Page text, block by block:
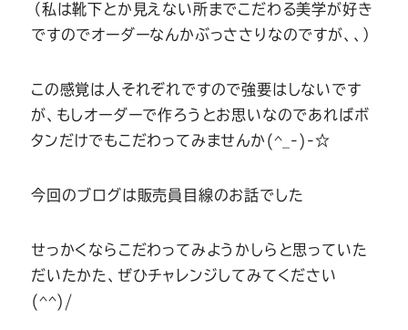
（私は靴下とか見えない所までこだわる美学が好き
ですのでオーダーなんかぶっささりなのですが、、）
この感覚は人それぞれですので強要はしないです
が、もしオーダーで作ろうとお思いなのであればボ
タンだけでもこだわってみませんか(^_-)-☆
今回のブログは販売員目線のお話でした
せっかくならこだわってみようかしらと思っていた
だいたかた、ぜひチャレンジしてみてください
(^^)/